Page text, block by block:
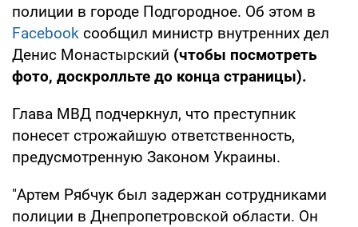
полиции в городе Подгородное. Об этом в
Facebook сообщил министр внутренних дел
Денис Монастырский (чтобы посмотреть
фото, доскролльте до конца страницы).
Глава МВД подчеркнул, что преступник
понесет строжайшую ответственность,
предусмотренную Законом Украины.
"Артем Рябчук был задержан сотрудниками
полиции в Днепропетровской области. Он